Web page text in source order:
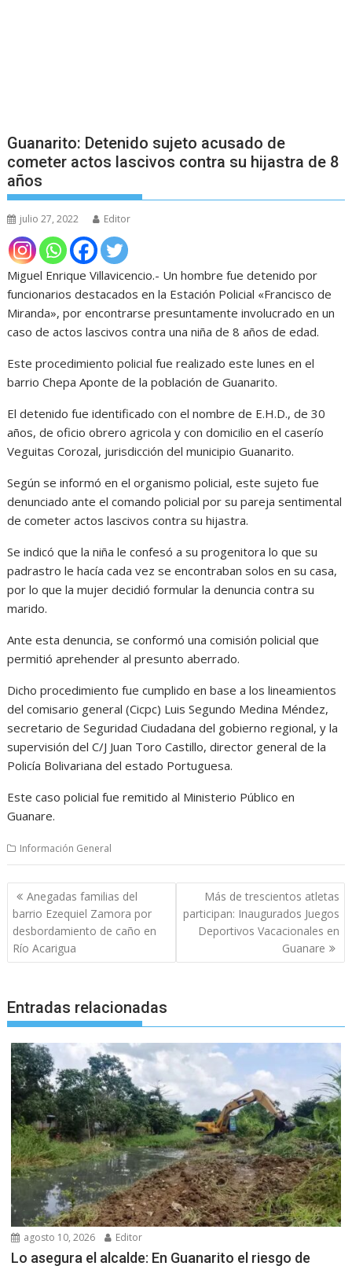
Guanarito: Detenido sujeto acusado de
cometer actos lascivos contra su hijastra de 8
años
julio 27, 2022 Editor
Miguel Enrique Villavicencio.- Un hombre fue detenido por
funcionarios destacados en la Estación Policial «Francisco de
Miranda», por encontrarse presuntamente involucrado en un
caso de actos lascivos contra una niña de 8 años de edad.
Este procedimiento policial fue realizado este lunes en el
barrio Chepa Aponte de la población de Guanarito.
El detenido fue identificado con el nombre de E.H.D., de 30
años, de oficio obrero agricola y con domicilio en el caserío
Veguitas Corozal, jurisdicción del municipio Guanarito.
Según se informó en el organismo policial, este sujeto fue
denunciado ante el comando policial por su pareja sentimental
de cometer actos lascivos contra su hijastra.
Se indicó que la niña le confesó a su progenitora lo que su
padrastro le hacía cada vez se encontraban solos en su casa,
por lo que la mujer decidió formular la denuncia contra su
marido.
Ante esta denuncia, se conformó una comisión policial que
permitió aprehender al presunto aberrado.
Dicho procedimiento fue cumplido en base a los lineamientos
del comisario general (Cicpc) Luis Segundo Medina Méndez,
secretario de Seguridad Ciudadana del gobierno regional, y la
supervisión del C/J Juan Toro Castillo, director general de la
Policía Bolivariana del estado Portuguesa.
Este caso policial fue remitido al Ministerio Público en
Guanare.
Información General
Navegación
de
entradas
Anegadas familias del
barrio Ezequiel Zamora por
desbordamiento de caño en
Río Acarigua
Más de trescientos atletas
participan: Inaugurados Juegos
Deportivos Vacacionales en
Guanare
Entradas relacionadas
agosto 10, 2026 Editor
Lo asegura el alcalde: En Guanarito el riesgo de